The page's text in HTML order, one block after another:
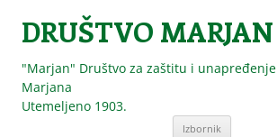
DRUŠTVO MARJAN
"Marjan" Društvo za zaštitu i unapređenje
Marjana
Utemeljeno 1903.
Izbornik Skoči